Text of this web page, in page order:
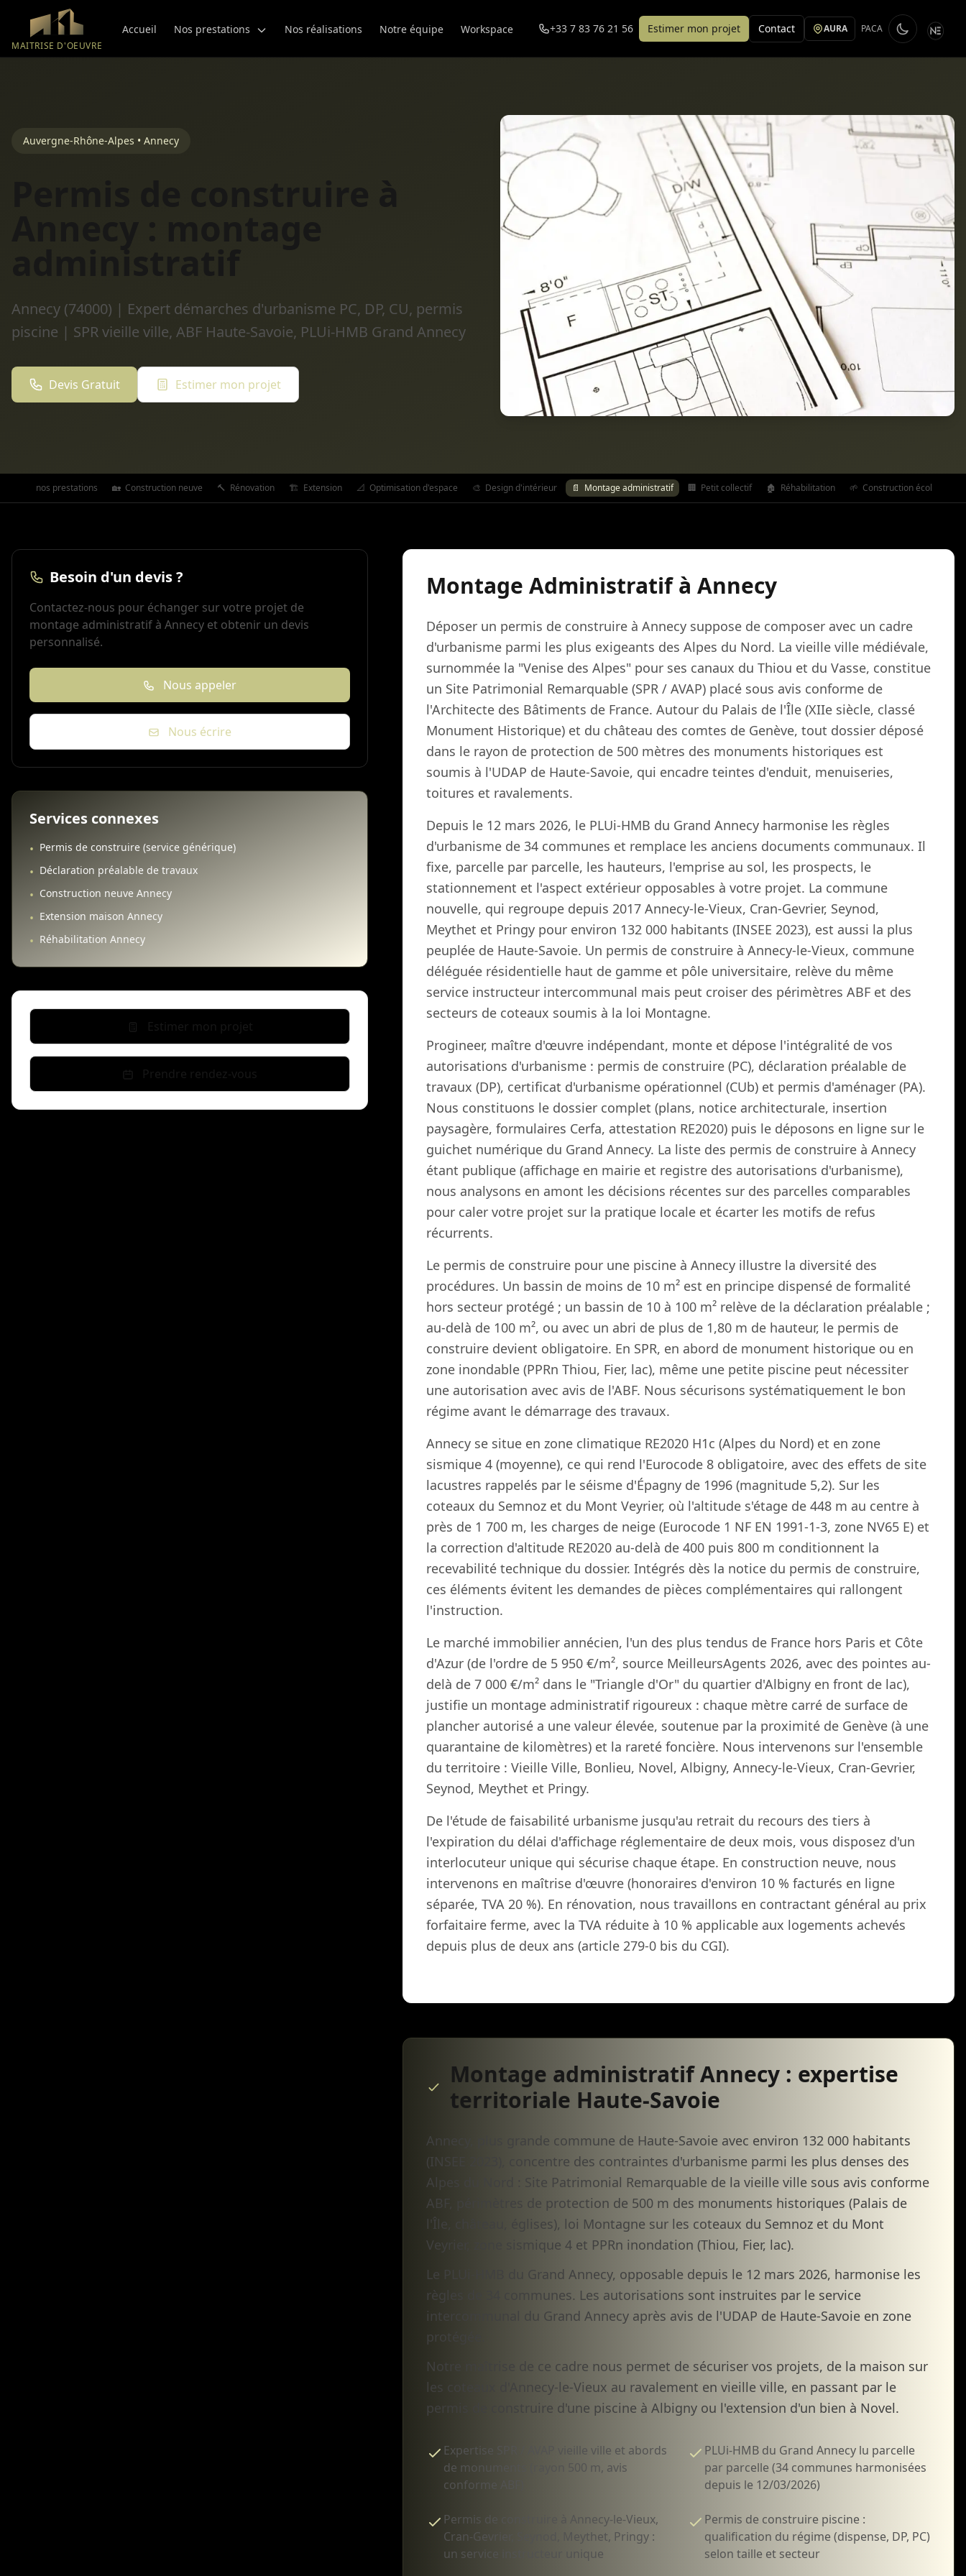
Aller au contenu principal
MAITRISE D'OEUVRE
Accueil Nos prestations Nos réalisations Notre équipe Workspace +33 7 83 76 21 56 Estimer mon projet Contact AURA PACA
Auvergne-Rhône-Alpes • Annecy
Annecy (74000) | Expert démarches d'urbanisme PC, DP, CU, permis
piscine | SPR vieille ville, ABF Haute-Savoie, PLUi-HMB Grand Annecy
Devis Gratuit Estimer mon projet
Toutes nos prestations 🏡 Construction neuve 🔨 Rénovation 🏗️ Extension 📐 Optimisation d'espace 🎨 Design d'intérieur 📄 Montage administratif 🏢 Petit collectif 🏚️ Réhabilitation 🌱 Construction écologique
Besoin d'un devis ?
Contactez-nous pour échanger sur votre projet de
montage administratif à Annecy et obtenir un devis
personnalisé.
Nous appeler
Nous écrire
Services connexes
• Permis de construire (service générique)
• Déclaration préalable de travaux
• Construction neuve Annecy
• Extension maison Annecy
• Réhabilitation Annecy
Montage Administratif à Annecy
Déposer un permis de construire à Annecy suppose de composer avec un cadre
d'urbanisme parmi les plus exigeants des Alpes du Nord. La vieille ville médiévale,
surnommée la "Venise des Alpes" pour ses canaux du Thiou et du Vasse, constitue
un Site Patrimonial Remarquable (SPR / AVAP) placé sous avis conforme de
l'Architecte des Bâtiments de France. Autour du Palais de l'Île (XIIe siècle, classé
Monument Historique) et du château des comtes de Genève, tout dossier déposé
dans le rayon de protection de 500 mètres des monuments historiques est
soumis à l'UDAP de Haute-Savoie, qui encadre teintes d'enduit, menuiseries,
toitures et ravalements.
Depuis le 12 mars 2026, le PLUi-HMB du Grand Annecy harmonise les règles
d'urbanisme de 34 communes et remplace les anciens documents communaux. Il
fixe, parcelle par parcelle, les hauteurs, l'emprise au sol, les prospects, le
stationnement et l'aspect extérieur opposables à votre projet. La commune
nouvelle, qui regroupe depuis 2017 Annecy-le-Vieux, Cran-Gevrier, Seynod,
Meythet et Pringy pour environ 132 000 habitants (INSEE 2023), est aussi la plus
peuplée de Haute-Savoie. Un permis de construire à Annecy-le-Vieux, commune
déléguée résidentielle haut de gamme et pôle universitaire, relève du même
service instructeur intercommunal mais peut croiser des périmètres ABF et des
secteurs de coteaux soumis à la loi Montagne.
Progineer, maître d'œuvre indépendant, monte et dépose l'intégralité de vos
autorisations d'urbanisme : permis de construire (PC), déclaration préalable de
travaux (DP), certificat d'urbanisme opérationnel (CUb) et permis d'aménager (PA).
Nous constituons le dossier complet (plans, notice architecturale, insertion
paysagère, formulaires Cerfa, attestation RE2020) puis le déposons en ligne sur le
guichet numérique du Grand Annecy. La liste des permis de construire à Annecy
étant publique (affichage en mairie et registre des autorisations d'urbanisme),
nous analysons en amont les décisions récentes sur des parcelles comparables
pour caler votre projet sur la pratique locale et écarter les motifs de refus
récurrents.
Le permis de construire pour une piscine à Annecy illustre la diversité des
procédures. Un bassin de moins de 10 m² est en principe dispensé de formalité
hors secteur protégé ; un bassin de 10 à 100 m² relève de la déclaration préalable ;
au-delà de 100 m², ou avec un abri de plus de 1,80 m de hauteur, le permis de
construire devient obligatoire. En SPR, en abord de monument historique ou en
zone inondable (PPRn Thiou, Fier, lac), même une petite piscine peut nécessiter
une autorisation avec avis de l'ABF. Nous sécurisons systématiquement le bon
régime avant le démarrage des travaux.
Annecy se situe en zone climatique RE2020 H1c (Alpes du Nord) et en zone
sismique 4 (moyenne), ce qui rend l'Eurocode 8 obligatoire, avec des effets de site
lacustres rappelés par le séisme d'Épagny de 1996 (magnitude 5,2). Sur les
coteaux du Semnoz et du Mont Veyrier, où l'altitude s'étage de 448 m au centre à
près de 1 700 m, les charges de neige (Eurocode 1 NF EN 1991-1-3, zone NV65 E) et
la correction d'altitude RE2020 au-delà de 400 puis 800 m conditionnent la
recevabilité technique du dossier. Intégrés dès la notice du permis de construire,
ces éléments évitent les demandes de pièces complémentaires qui rallongent
l'instruction.
Le marché immobilier annécien, l'un des plus tendus de France hors Paris et Côte
d'Azur (de l'ordre de 5 950 €/m², source MeilleursAgents 2026, avec des pointes au-
delà de 7 000 €/m² dans le "Triangle d'Or" du quartier d'Albigny en front de lac),
justifie un montage administratif rigoureux : chaque mètre carré de surface de
plancher autorisé a une valeur élevée, soutenue par la proximité de Genève (à une
quarantaine de kilomètres) et la rareté foncière. Nous intervenons sur l'ensemble
du territoire : Vieille Ville, Bonlieu, Novel, Albigny, Annecy-le-Vieux, Cran-Gevrier,
Seynod, Meythet et Pringy.
De l'étude de faisabilité urbanisme jusqu'au retrait du recours des tiers à
l'expiration du délai d'affichage réglementaire de deux mois, vous disposez d'un
interlocuteur unique qui sécurise chaque étape. En construction neuve, nous
intervenons en maîtrise d'œuvre (honoraires d'environ 10 % facturés en ligne
séparée, TVA 20 %). En rénovation, nous travaillons en contractant général au prix
forfaitaire ferme, avec la TVA réduite à 10 % applicable aux logements achevés
depuis plus de deux ans (article 279-0 bis du CGI).
Montage administratif Annecy : expertise
territoriale Haute-Savoie
Annecy, plus grande commune de Haute-Savoie avec environ 132 000 habitants
(INSEE 2023), concentre des contraintes d'urbanisme parmi les plus denses des
Alpes du Nord : Site Patrimonial Remarquable de la vieille ville sous avis conforme
ABF, périmètres de protection de 500 m des monuments historiques (Palais de
l'Île, château, églises), loi Montagne sur les coteaux du Semnoz et du Mont
Veyrier, zone sismique 4 et PPRn inondation (Thiou, Fier, lac).
Le PLUi-HMB du Grand Annecy, opposable depuis le 12 mars 2026, harmonise les
règles de 34 communes. Les autorisations sont instruites par le service
intercommunal du Grand Annecy après avis de l'UDAP de Haute-Savoie en zone
protégée.
Notre maîtrise de ce cadre nous permet de sécuriser vos projets, de la maison sur
les coteaux d'Annecy-le-Vieux au ravalement en vieille ville, en passant par le
permis de construire d'une piscine à Albigny ou l'extension d'un bien à Novel.
Expertise SPR / AVAP vieille ville et abords
de monuments (rayon 500 m, avis
conforme ABF)
PLUi-HMB du Grand Annecy lu parcelle
par parcelle (34 communes harmonisées
depuis le 12/03/2026)
Permis de construire à Annecy-le-Vieux,
Cran-Gevrier, Seynod, Meythet, Pringy :
un service instructeur unique
Permis de construire piscine :
qualification du régime (dispense, DP, PC)
selon taille et secteur